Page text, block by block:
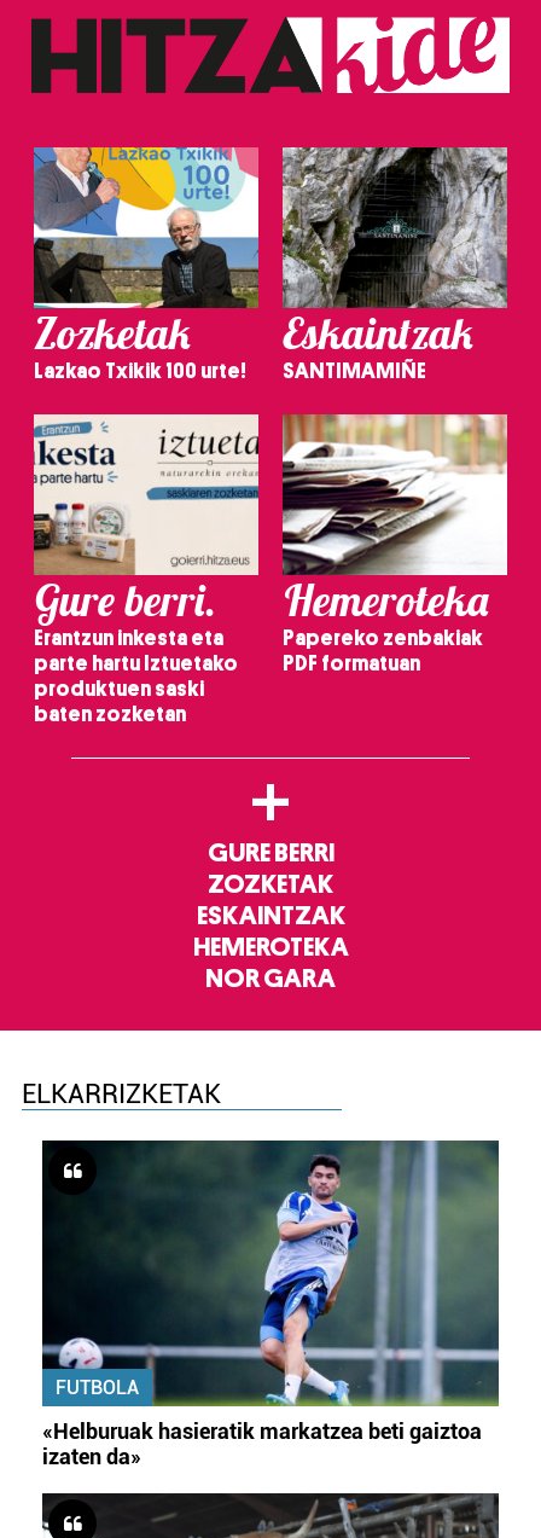
Zozketak
Lazkao Txikik 100 urte!
Eskaintzak
SANTIMAMIÑE
Gure berri.
Erantzun inkesta eta
parte hartu Iztuetako
produktuen saski
baten zozketan
Hemeroteka
Papereko zenbakiak
PDF formatuan
+
GURE BERRI
ZOZKETAK
ESKAINTZAK
HEMEROTEKA
NOR GARA
ELKARRIZKETAK
FUTBOLA
«Helburuak hasieratik markatzea beti gaiztoa
izaten da»